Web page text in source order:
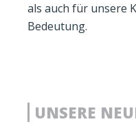
als auch für unsere
Bedeutung.
UNSERE